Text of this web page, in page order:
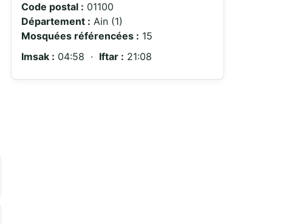
Code postal : 01100
Département : Ain (1)
Mosquées référencées : 15
Imsak : 04:58 · Iftar : 21:08